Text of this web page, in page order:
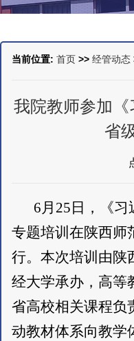
当前位置: 首页 >> 经管动态
我院教师参加《
省
6月 25 日，《
专题培训在陕西师
行。本次培训由陕
经大学承办，高等
省高校相关课程负
动教材体系向教学